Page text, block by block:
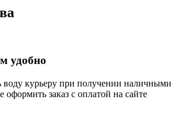
удобно
курьеру при получении наличными
оформить заказ с оплатой на сайте